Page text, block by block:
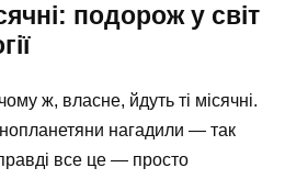
подорож у світ
ж, власне, йдуть ті місячні.
нагадили — так
все це — просто